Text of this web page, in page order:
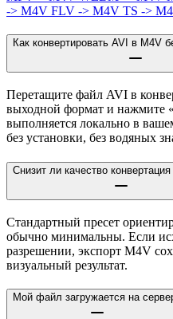
-> M4V FLV -> M4V TS ->
Как конвертировать AVI в M4V
Перетащите файл AVI в
выходной формат и нажмите
выполняется локально в
без установки, без водяных
Снизит ли качество
Стандартный пресет
обычно минимальны. Если
разрешении, экспорт M4V
визуальный результат.
Мой файл загружается на